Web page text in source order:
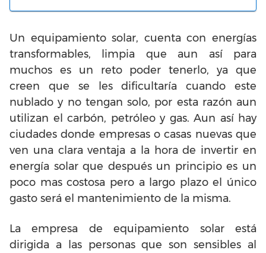
Un equipamiento solar, cuenta con energías
transformables, limpia que aun así para
muchos es un reto poder tenerlo, ya que
creen que se les dificultaría cuando este
nublado y no tengan solo, por esta razón aun
utilizan el carbón, petróleo y gas. Aun así hay
ciudades donde empresas o casas nuevas que
ven una clara ventaja a la hora de invertir en
energía solar que después un principio es un
poco mas costosa pero a largo plazo el único
gasto será el mantenimiento de la misma.
La empresa de equipamiento solar está
dirigida a las personas que son sensibles al